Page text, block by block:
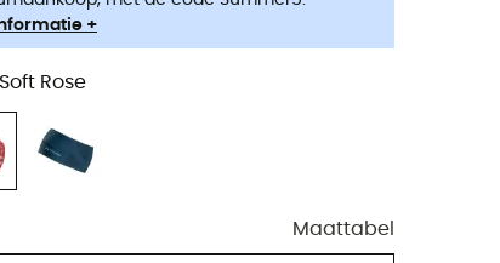
+
Soft Rose
Maattabel